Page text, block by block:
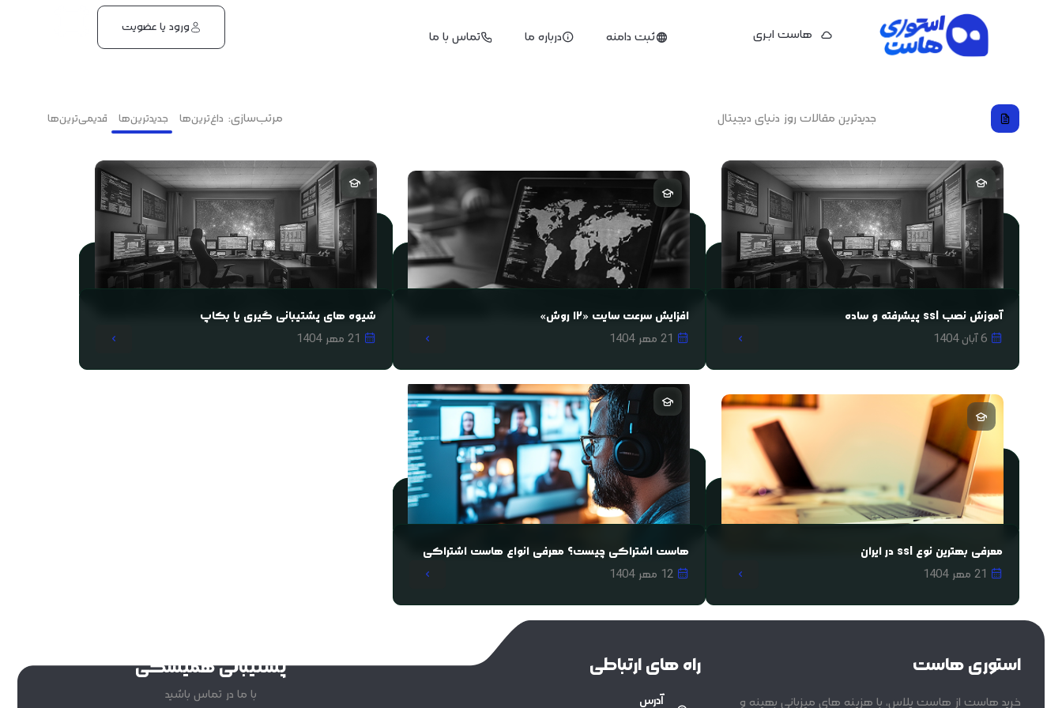
هاست ابـری
هاست ووکامرس
هاست گیمینگ
هاست اشتراکی فرانسه
هاست اشتراکی سرور لندن هاست اشتراکی حرفه ای
هاست اشتراکی خاص
ثبت دامنه درباره ما تماس با ما
ورود یا عضویت
سرور ژآپن در هاست ابری
جدیدترین مقالات روز دنیای دیجیتال مرتب‌سازی: داغ‌ترین‌ها جدیدترین‌ها قدیمی‌ترین‌ها
آموزش نصب ssl پیشرفته و ساده
6 آبان 1404
افزایش سرعت سایت «۱۲ روش»
21 مهر 1404
شیوه های پشتیبانی گیری یا بکاپ
21 مهر 1404
معرفی بهترین نوع ssl در ایران
21 مهر 1404
هاست اشتراکی چیست؟ معرفی انواع هاست اشتراکی
12 مهر 1404
استوری هاست
خرید هاست از هاست پلاس، با هزینه های میزبانی بهینه و
راه های ارتباطی
آدرس
پشتیبانی همیشگی
با ما در تماس باشید